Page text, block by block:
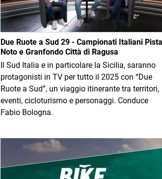
Due Ruote a Sud 29 - Campionati Italiani
Noto e Granfondo Città di Ragusa
Il Sud Italia e in particolare la Sicilia, saranno
protagonisti in TV per tutto il 2025 con “Due
Ruote a Sud”, un viaggio itinerante tra territori,
eventi, cicloturismo e personaggi. Conduce
Fabio Bologna.
Immagine